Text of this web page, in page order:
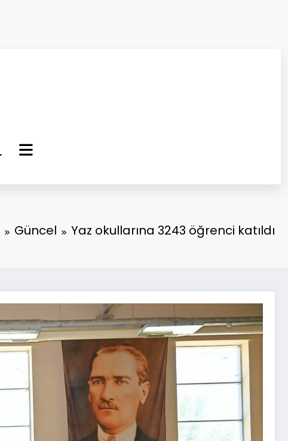
Güncel Yaz okullarına 3243 öğrenci katıldı